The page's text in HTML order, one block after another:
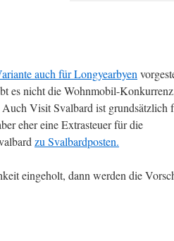
auch für Longyearbyen
es nicht die Wohnmobil-
Visit Svalbard ist grundsätzlich
eher eine Extrasteuer für die
zu Svalbardposten.
eingeholt, dann werden die